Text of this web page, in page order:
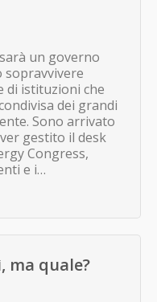
un governo
sopravvivere
di istituzioni che
dei grandi
Sono arrivato
gestito il desk
Congress,
e i…
ma quale?